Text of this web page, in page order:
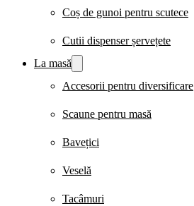
Coș de gunoi pentru scutece
Cutii dispenser șervețete
La masă
Accesorii pentru diversificare
Scaune pentru masă
Bavețici
Veselă
Tacâmuri